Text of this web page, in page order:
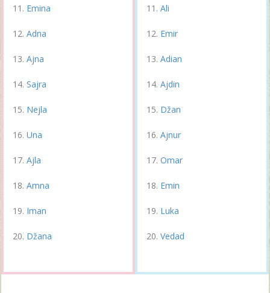
Emina
Adna
Ajna
Sajra
Nejla
Una
Ajla
Amna
Iman
Džana
Ali
Emir
Adian
Ajdin
Džan
Ajnur
Omar
Emin
Luka
Vedad